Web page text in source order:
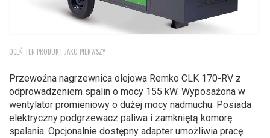
na
galerii
OCEŃ TEN PRODUKT JAKO PIERWSZY
Przewoźna nagrzewnica olejowa Remko CLK 170-RV z
odprowadzeniem spalin o mocy 155 kW. Wyposażona w
wentylator promieniowy o dużej mocy nadmuchu. Posiada
elektryczny podgrzewacz paliwa i zamkniętą komorę
spalania. Opcjonalnie dostępny adapter umożliwia pracę